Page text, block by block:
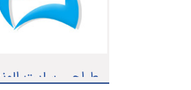
طراحی سایت